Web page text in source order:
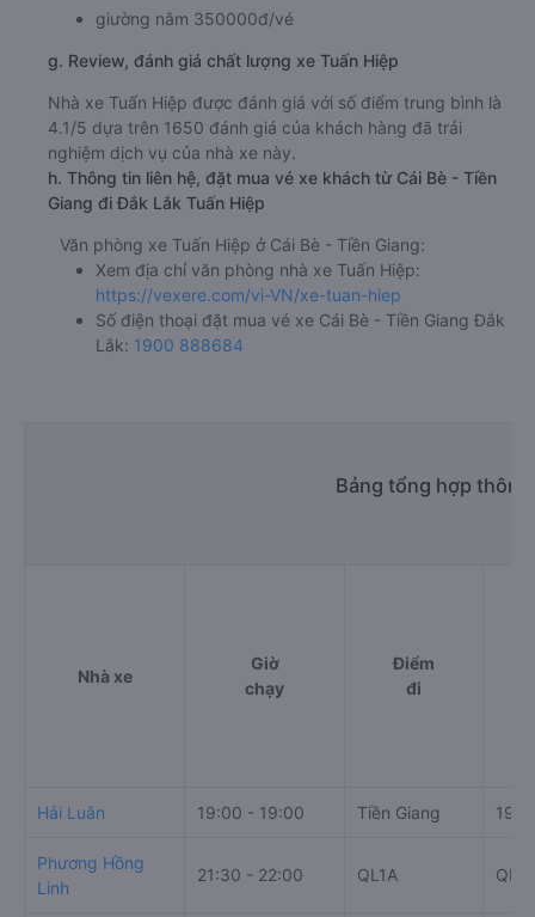
giường nằm 350000đ/vé
g. Review, đánh giá chất lượng xe Tuấn Hiệp
Nhà xe Tuấn Hiệp được đánh giá với số điểm trung bình là
4.1/5 dựa trên 1650 đánh giá của khách hàng đã trải
nghiệm dịch vụ của nhà xe này.
h. Thông tin liên hệ, đặt mua vé xe khách từ Cái Bè - Tiền
Giang đi Đắk Lắk Tuấn Hiệp
Văn phòng xe Tuấn Hiệp ở Cái Bè - Tiền Giang:
Xem địa chỉ văn phòng nhà xe Tuấn Hiệp:
https://vexere.com/vi-VN/xe-tuan-hiep
Số điện thoại đặt mua vé xe Cái Bè - Tiền Giang Đắk
Lắk: 1900 888684
Bảng tổng hợp
Nhà xe
Giờ
chạy
Điểm
đi
Hải Luân 19:00 - 19:00 Tiền Giang 197
Phương Hồng
Linh
21:30 - 22:00 QL1A